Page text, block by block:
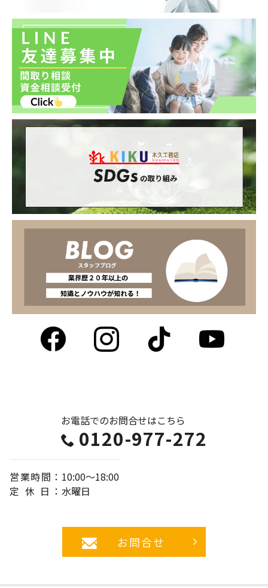
Facebook
Instagram
tiktok
お電話でのお問合せはこちら
0120-977-272
営業時間 ： 10:00～18:00
定休日： 水曜日
お問合せ